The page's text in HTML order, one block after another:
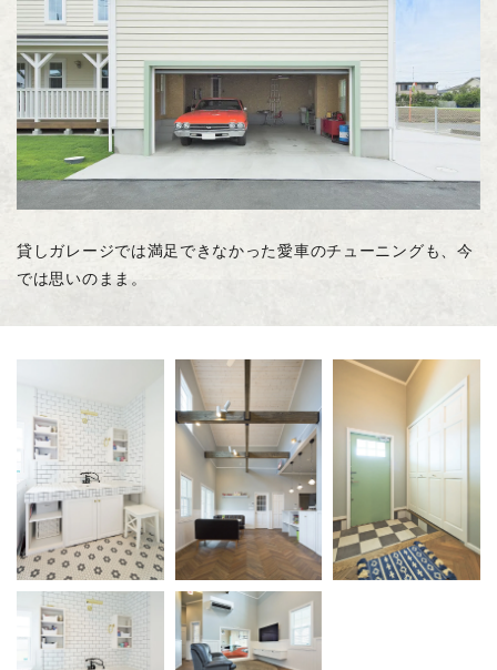
貸しガレージでは満足できなかった愛車のチューニングも、今
では思いのまま。